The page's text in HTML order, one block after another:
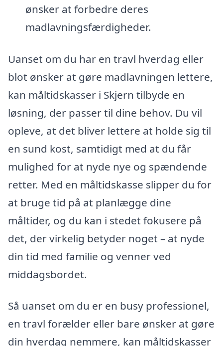
ønsker at forbedre deres
madlavningsfærdigheder.
Uanset om du har en travl hverdag eller
blot ønsker at gøre madlavningen lettere,
kan måltidskasser i Skjern tilbyde en
løsning, der passer til dine behov. Du vil
opleve, at det bliver lettere at holde sig til
en sund kost, samtidigt med at du får
mulighed for at nyde nye og spændende
retter. Med en måltidskasse slipper du for
at bruge tid på at planlægge dine
måltider, og du kan i stedet fokusere på
det, der virkelig betyder noget – at nyde
din tid med familie og venner ved
middagsbordet.
Så uanset om du er en busy professionel,
en travl forælder eller bare ønsker at gøre
din hverdag nemmere, kan måltidskasser